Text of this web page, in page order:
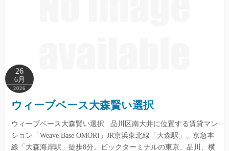
26
6月
2026
ウィーブベース大森賢い選択
ウィーブベース大森賢い選択 品川区南大井に位置する賃貸マン
ション「Weave Base OMORI」JR京浜東北線「大森駅」、京急本
線「大森海岸駅」徒歩8分。ビックターミナルの東京、品川、横